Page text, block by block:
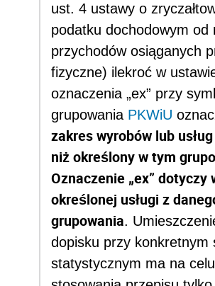
ust. 4 ustawy o
podatku dochodowym od
przychodów osiąganych
fizyczne) ilekroć w
oznaczenia „ex” przy
grupowania PKWiU
zakres wyrobów lub
niż określony w tym
Oznaczenie „ex” dotyczy
określonej usługi z
grupowania.
dopisku przy konkretnym
statystycznym ma na